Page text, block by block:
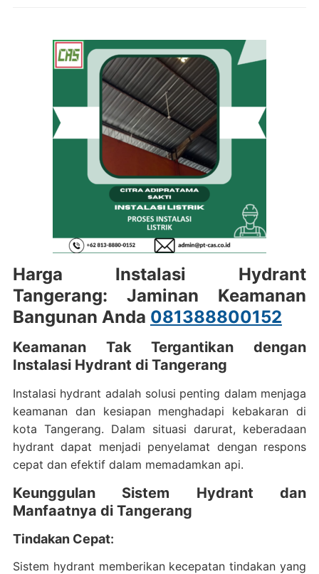
Harga Instalasi Hydrant
Tangerang: Jaminan Keamanan
Bangunan Anda 081388800152
Keamanan Tak Tergantikan dengan
Instalasi Hydrant di Tangerang
Instalasi hydrant adalah solusi penting dalam menjaga
keamanan dan kesiapan menghadapi kebakaran di
kota Tangerang. Dalam situasi darurat, keberadaan
hydrant dapat menjadi penyelamat dengan respons
cepat dan efektif dalam memadamkan api.
Keunggulan Sistem Hydrant dan
Manfaatnya di Tangerang
Tindakan Cepat:
Sistem hydrant memberikan kecepatan tindakan yang